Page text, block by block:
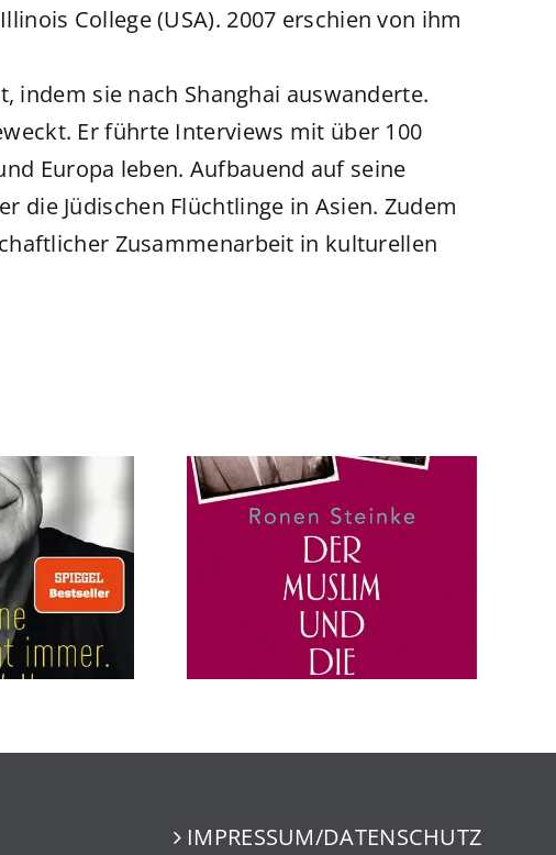
College (USA). 2007 erschien von ihm
indem sie nach Shanghai auswanderte.
Er führte Interviews mit über 100
Europa leben. Aufbauend auf seine
die Jüdischen Flüchtlinge in Asien. Zudem
Zusammenarbeit in kulturellen
IMPRESSUM/DATENSCHUTZ